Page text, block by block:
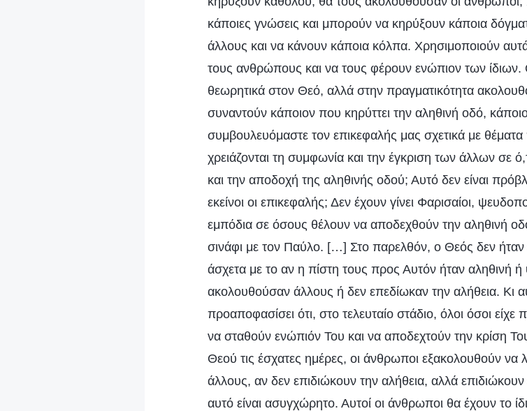
κάποιες γνώσεις και μπορούν να κηρύξουν κάποια
άλλους και να κάνουν κάποια κόλπα. Χρησιμοποιούν
τους ανθρώπους και να τους φέρουν ενώπιον των ίδιων.
θεωρητικά στον Θεό, αλλά στην πραγματικότητα
συναντούν κάποιον που κηρύττει την αληθινή οδό,
συμβουλευόμαστε τον επικεφαλής μας σχετικά με
χρειάζονται τη συμφωνία και την έγκριση των άλλων σε
και την αποδοχή της αληθινής οδού; Αυτό δεν είναι
εκείνοι οι επικεφαλής; Δεν έχουν γίνει Φαρισαίοι,
εμπόδια σε όσους θέλουν να αποδεχθούν την αληθινή
σινάφι με τον Παύλο. […] Στο παρελθόν, ο Θεός δεν
άσχετα με το αν η πίστη τους προς Αυτόν ήταν αληθινή ή
ακολουθούσαν άλλους ή δεν επεδίωκαν την αλήθεια. Κι
προαποφασίσει ότι, στο τελευταίο στάδιο, όλοι όσοι είχε
να σταθούν ενώπιόν Του και να αποδεχτούν την κρίση
Θεού τις έσχατες ημέρες, οι άνθρωποι εξακολουθούν να
άλλους, αν δεν επιδιώκουν την αλήθεια, αλλά επιδιώκουν
αυτό είναι ασυγχώρητο. Αυτοί οι άνθρωποι θα έχουν το